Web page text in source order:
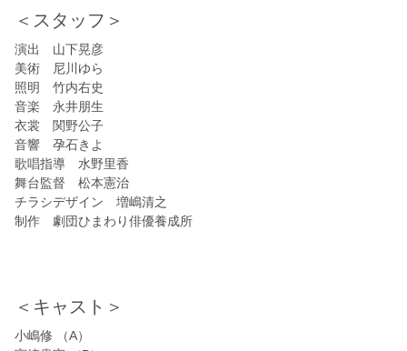
＜スタッフ＞
演出 山下晃彦
美術 尼川ゆら
照明 竹内右史
音楽 永井朋生
衣裳 関野公子
音響 孕石きよ
歌唱指導 水野里香
舞台監督 松本憲治
チラシデザイン 増嶋清之
制作 劇団ひまわり俳優養成所
＜キャスト＞
小嶋修 （A）